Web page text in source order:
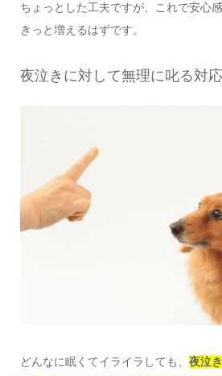
ちょっとした工夫ですが、これで安心
きっと増えるはずです。
夜泣きに対して無理に叱る対
どんなに眠くてイライラしても、 夜泣